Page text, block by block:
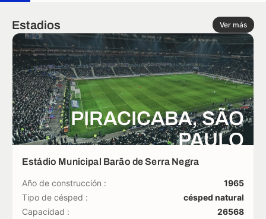
Estadios Ver más
PIRACICABA, SÃO
PAULO
Estádio Municipal Barão de Serra Negra
Año de construcción :
1965
Tipo de césped :
césped natural
Capacidad :
26568